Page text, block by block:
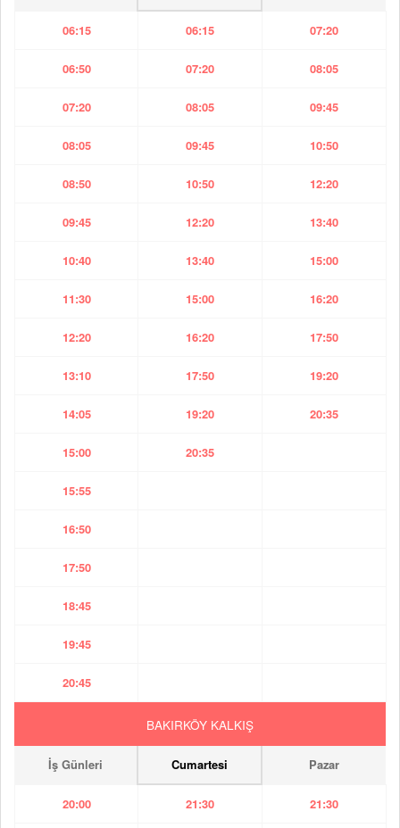
06:15 06:15 07:20
06:50 07:20 08:05
07:20 08:05 09:45
08:05 09:45 10:50
08:50 10:50 12:20
09:45 12:20 13:40
10:40 13:40 15:00
11:30 15:00 16:20
12:20 16:20 17:50
13:10 17:50 19:20
14:05 19:20 20:35
15:00 20:35
15:55
16:50
17:50
18:45
19:45
20:45
BAKIRKÖY KALKIŞ
İş Günleri Cumartesi Pazar
20:00 21:30 21:30